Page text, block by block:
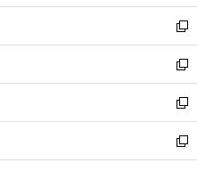
ウ
ィ
ン
ド
ウ
で
開
く
し
い
ウ
ィ
ン
ド
ウ
で
開
新
し
い
ウ
ィ
ン
ド
ウ
新
し
い
ウ
ィ
ン
新
し
い
ウ
新
し